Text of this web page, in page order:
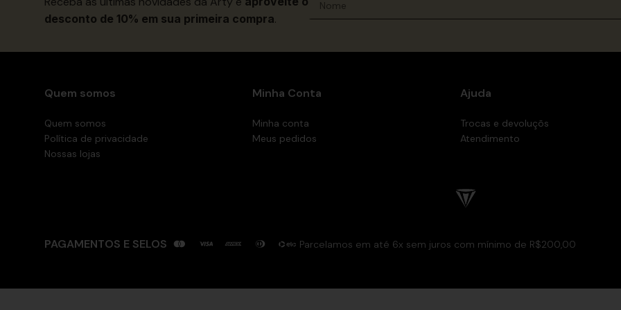
desconto de 10% em sua primeira compra.
Quem somos
Quem somos
Política de privacidade
Nossas lojas
Minha Conta
Minha conta
Meus pedidos
Ajuda
Trocas e devoluçõs
Atendimento
PAGAMENTOS E SELOS Parcelamos em até 6x sem juros com mínimo de R$200,00